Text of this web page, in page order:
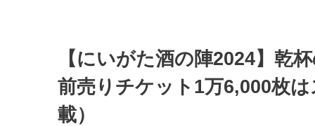
【にいがた酒の陣2024】乾
前売りチケット1万6,000枚
載）